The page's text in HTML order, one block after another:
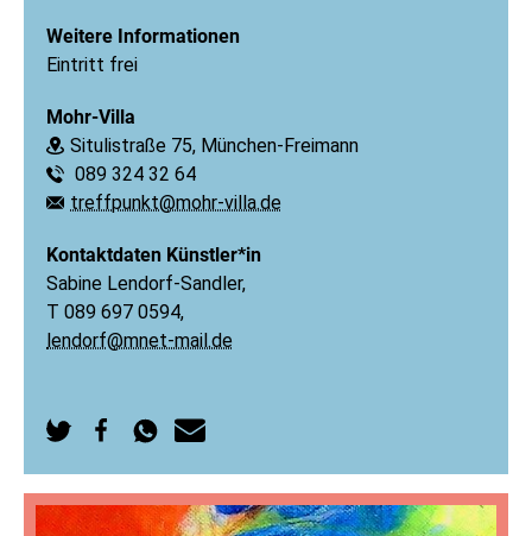
Weitere Informationen
Eintritt frei
Mohr-Villa
Ort:
Situlistraße 75, München-Freimann
Telefon:
089 324 32 64
E-Mail:
treffpunkt@mohr-villa.de
Kontaktdaten Künstler*in
Sabine Lendorf-Sandler,
T 089 697 0594,
lendorf@mnet-mail.de
Twitter
teilen
Facebook
teilen
WhatsApp
senden
E-
Mail